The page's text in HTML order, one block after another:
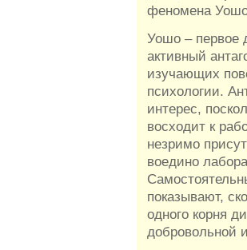
феномена
Уошо – первое
активный
изучающих
психологии.
интерес,
восходит к
незримо
воедино
показывают,
одного корня
добровольной